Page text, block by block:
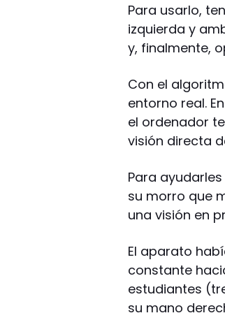
Para usarlo,
izquierda y
y, finalmente,
Con el
entorno real.
el ordenador
visión directa
Para
su morro que
una visión en
El aparato
constante
estudiantes
su mano